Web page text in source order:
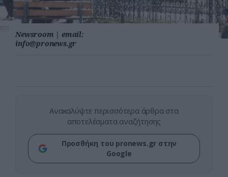
Newsroom | email:
info@pronews.gr
Ανακαλύψτε περισσότερα άρθρα στα
αποτελέσματα αναζήτησης
Προσθήκη του pronews.gr στην
Google